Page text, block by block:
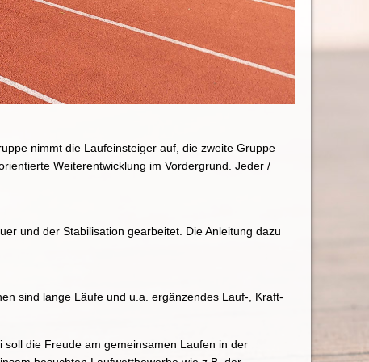
nimmt die Laufeinsteiger auf, die zweite Gruppe
Weiterentwicklung im Vordergrund. Jeder /
und der Stabilisation gearbeitet. Die Anleitung dazu
sind lange Läufe und u.a. ergänzendes Lauf-, Kraft-
die Freude am gemeinsamen Laufen in der